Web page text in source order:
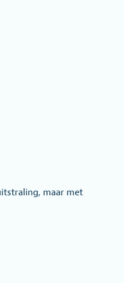
maar met